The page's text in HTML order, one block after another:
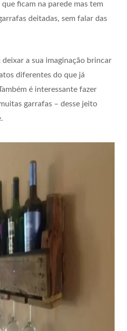
ficam na parede mas tem
deitadas, sem falar das
deixar a sua imaginação brincar
diferentes do que já
é interessante fazer
garrafas – desse jeito